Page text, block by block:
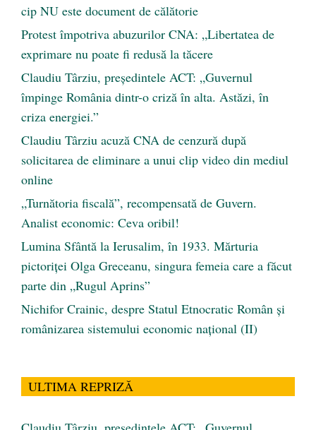
cip NU este document de călătorie
Protest împotriva abuzurilor CNA: „Libertatea de
exprimare nu poate fi redusă la tăcere
Claudiu Târziu, președintele ACT: „Guvernul
împinge România dintr-o criză în alta. Astăzi, în
criza energiei.”
Claudiu Târziu acuză CNA de cenzură după
solicitarea de eliminare a unui clip video din mediul
online
„Turnătoria fiscală”, recompensată de Guvern.
Analist economic: Ceva oribil!
Lumina Sfântă la Ierusalim, în 1933. Mărturia
pictoriței Olga Greceanu, singura femeia care a făcut
parte din „Rugul Aprins”
Nichifor Crainic, despre Statul Etnocratic Român şi
românizarea sistemului economic naţional (II)
ULTIMA REPRIZĂ